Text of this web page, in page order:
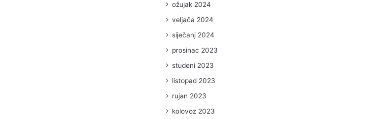
ožujak 2024
veljača 2024
siječanj 2024
prosinac 2023
studeni 2023
listopad 2023
rujan 2023
kolovoz 2023